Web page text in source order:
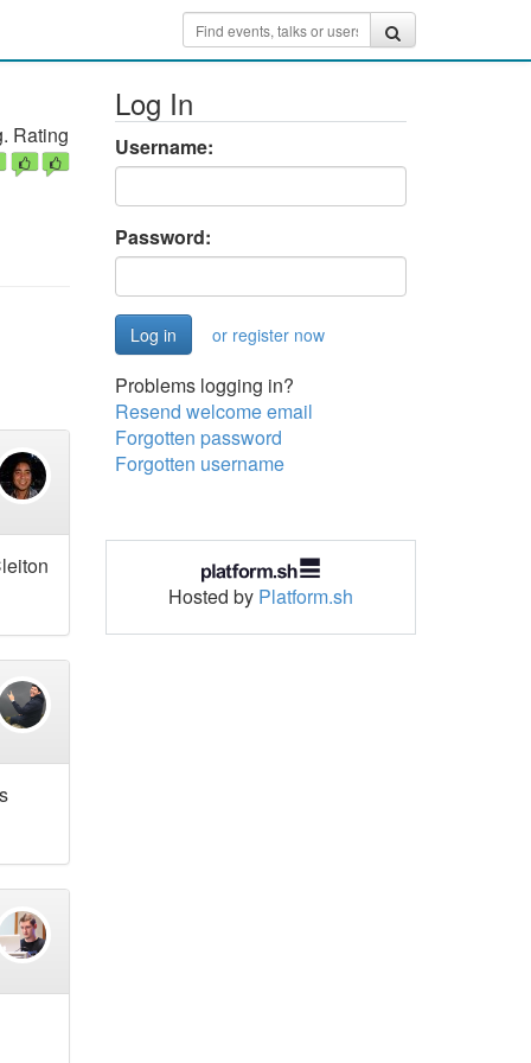
Rating
Log In
Username:
Password:
or register now
Problems logging in?
Resend welcome email
Forgotten password
Forgotten username
Hosted by Platform.sh